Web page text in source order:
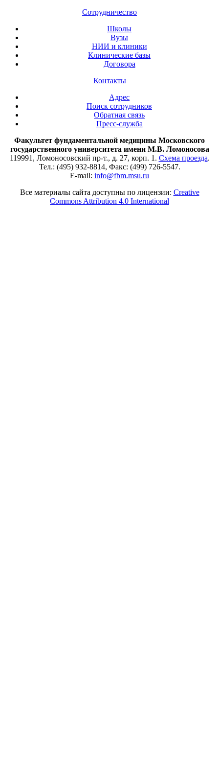
Сотрудничество
Школы
Вузы
НИИ и клиники
Клинические базы
Договора
Контакты
Адрес
Поиск сотрудников
Обратная связь
Пресс-служба
Факультет фундаментальной медицины Московского
государственного университета имени М.В. Ломоносова
119991, Ломоносовский пр-т., д. 27, корп. 1. Схема проезда.
Тел.: (495) 932-8814, Факс: (499) 726-5547.
E-mail: info@fbm.msu.ru
Все материалы сайта доступны по лицензии: Creative
Commons Attribution 4.0 International